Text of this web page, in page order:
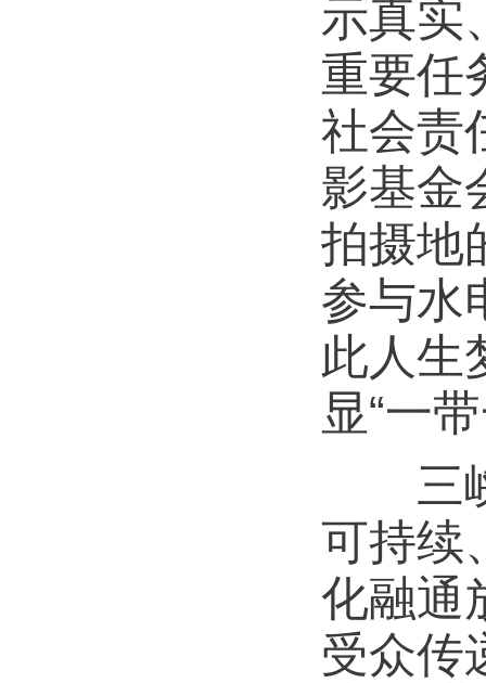
示真实
重要任
社会责
影基金
拍摄地
参与水
此人生
显“一
三峡
可持续
化融通
受众传